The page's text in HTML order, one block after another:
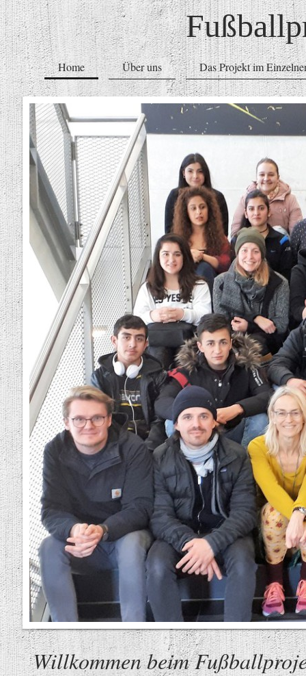
Home Über uns Das Projekt im
Willkommen beim